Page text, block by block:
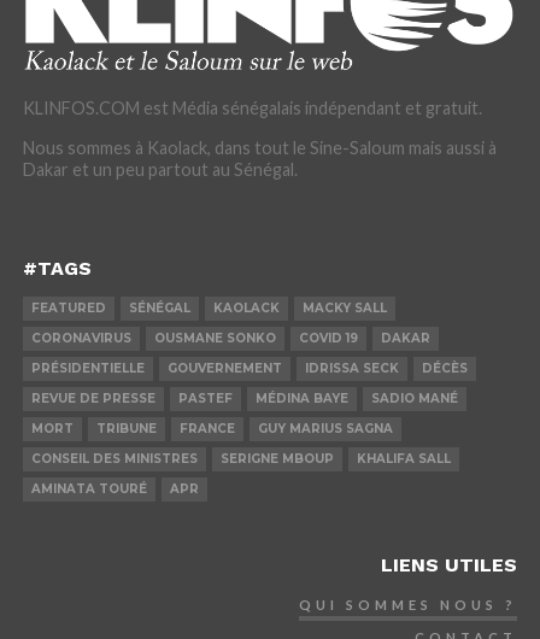
KLINFOS.COM est Média sénégalais indépendant et gratuit.
Nous sommes à Kaolack, dans tout le Sine-Saloum mais aussi à
Dakar et un peu partout au Sénégal.
#TAGS
FEATURED SÉNÉGAL KAOLACK
MACKY SALL
CORONAVIRUS
OUSMANE SONKO COVID 19
DAKAR
PRÉSIDENTIELLE
GOUVERNEMENT IDRISSA SECK
DÉCÈS
REVUE DE PRESSE
PASTEF MÉDINA BAYE
SADIO MANÉ
MORT
TRIBUNE FRANCE
GUY MARIUS SAGNA
CONSEIL DES MINISTRES
SERIGNE MBOUP
KHALIFA SALL
AMINATA TOURÉ
APR
LIENS UTILES
QUI SOMMES NOUS ?